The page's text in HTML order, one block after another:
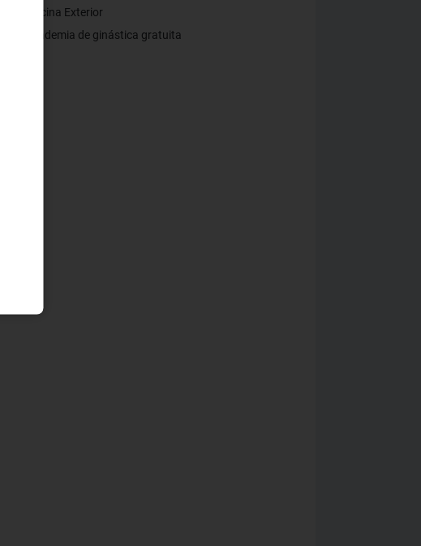
✓ Piscina Exterior
✓ Academia de ginástica gratuita